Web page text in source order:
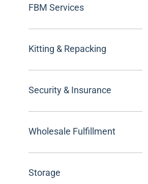
FBM Services
Kitting & Repacking
Security & Insurance
Wholesale Fulfillment
Storage